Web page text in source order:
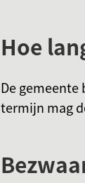
Hoe
De gemeente
termijn mag